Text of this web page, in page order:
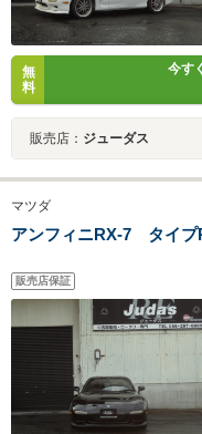
無
料
今す
販売店： ジューダス
マツダ
アンフィニRX-7 タイプ
販売店保証